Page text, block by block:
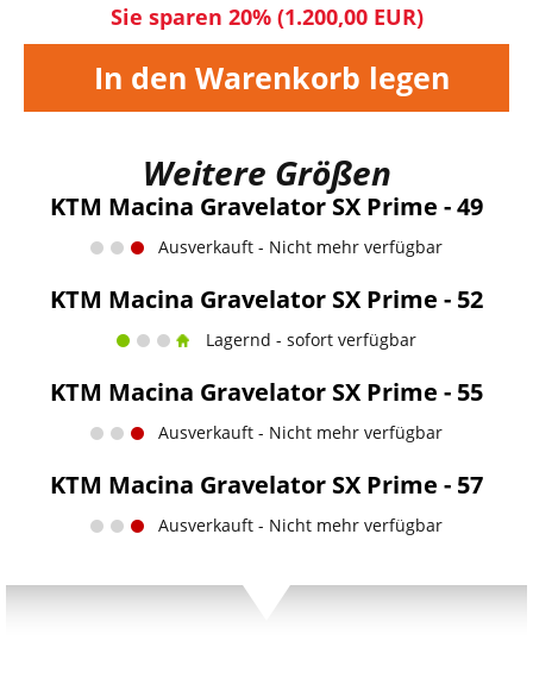
Sie sparen 20% (1.200,00 EUR)
In den Warenkorb legen
Weitere Größen
KTM Macina Gravelator SX Prime - 49
Ausverkauft - Nicht mehr verfügbar
KTM Macina Gravelator SX Prime - 52
Lagernd - sofort verfügbar
KTM Macina Gravelator SX Prime - 55
Ausverkauft - Nicht mehr verfügbar
KTM Macina Gravelator SX Prime - 57
Ausverkauft - Nicht mehr verfügbar